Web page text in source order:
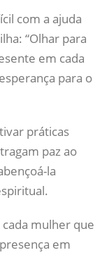
com a ajuda
“Olhar para
em cada
para o
práticas
paz ao
la
mulher que
em